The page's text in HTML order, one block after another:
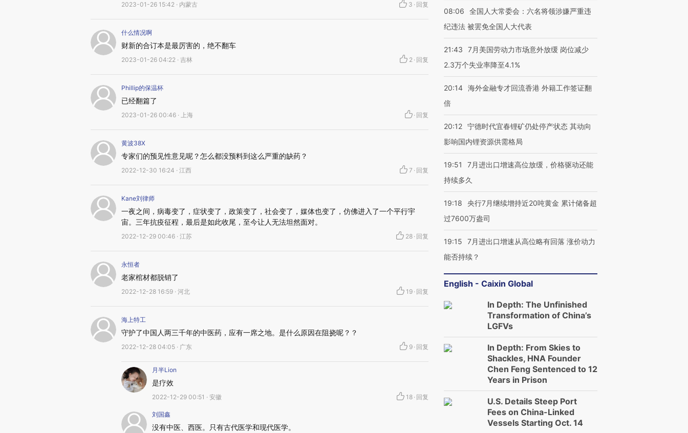
2023-01-26 15:42 · 内蒙古 3 · 回复
什么情况啊
财新的合订本是最厉害的，绝不翻车
2023-01-26 04:22 · 吉林 2 · 回复
Phillip的保温杯
已经翻篇了
2023-01-26 00:46 · 上海 · 回复
黄波38X
专家们的预见性意见呢？怎么都没预料到这么严重的缺药？
2022-12-30 16:24 · 江西 7 · 回复
Kane刘律师
一夜之间，病毒变了，症状变了，政策变了，社会变了，媒体也变了，仿佛进入了一个平行宇
宙。三年抗疫征程，最后是如此收尾，至今让人无法坦然面对。
2022-12-29 00:46 · 江苏 28 · 回复
永恒者
老家棺材都脱销了
2022-12-28 16:59 · 河北 19 · 回复
海上特工
守护了中国人两三千年的中医药，应有一席之地。是什么原因在阻挠呢？？
2022-12-28 04:05 · 广东 9 · 回复
月半Lion
是疗效
2022-12-29 00:51 · 安徽 18 · 回复
刘国鑫
没有中医、西医。只有古代医学和现代医学。
08:06
全国人大常委会：六名将领涉嫌严重违
纪违法 被罢免全国人大代表
21:43
7月美国劳动力市场意外放缓 岗位减少
2.3万个失业率降至4.1%
20:14 海外金融专才回流香港 外籍工作签证翻
倍
20:12 宁德时代宜春锂矿仍处停产状态 其动向
影响国内锂资源供需格局
19:51
7月进出口增速高位放缓，价格驱动还能
持续多久
19:18
央行7月继续增持近20吨黄金 累计储备超
过7600万盎司
19:15
7月进出口增速从高位略有回落 涨价动力
能否持续？
English - Caixin Global
In Depth: The Unfinished
Transformation of China’s
LGFVs
In Depth: From Skies to
Shackles, HNA Founder
Chen Feng Sentenced to 12
Years in Prison
U.S. Details Steep Port
Fees on China-Linked
Vessels Starting Oct. 14